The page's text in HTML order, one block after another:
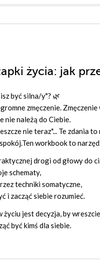
życia: jak
być silna/y"? 🌿
zmęczenie.
nie należą do Ciebie.
nie teraz"... Te zdania
workbook to
drogi od głowy do
schematy,
techniki somatyczne,
i zacząć siebie rozumieć.
życiu jest decyzja, by
być kimś dla siebie.